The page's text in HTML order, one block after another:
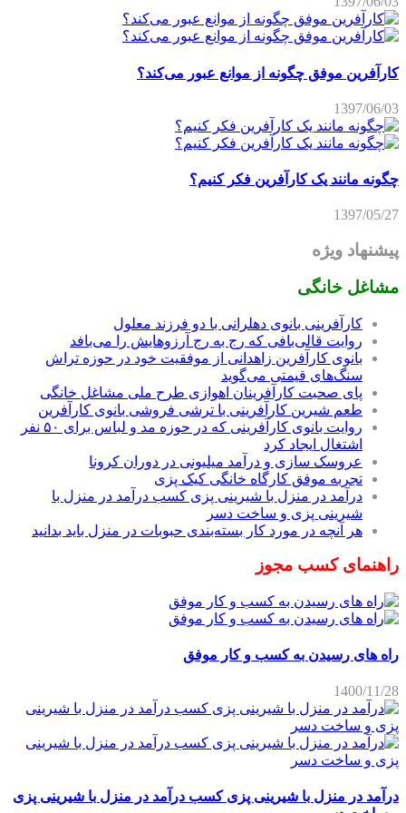
کارآفرین موفق چگونه از موانع عبور می‌کند؟
1397/06/03
چگونه مانند یک کارآفرین فکر کنیم؟
1397/05/27
پیشنهاد ویژه
مشاغل خانگی
کارآفرینی بانوی دهلرانی با دو فرزند معلول
روایت قالی‌بافی که رج به رج آرزوهایش را می‌بافد
بانوی کارآفرین زاهدانی از موفقیت خود در حوزه تراش
سنگ‌های قیمتی می‌گوید
پای صحبت کارآفرینان اهوازی طرح ملی مشاغل خانگی
طعم شیرین کارآفرینی با ترشی فروشی بانوی کارآفرین
روایت بانوی کارآفرینی که در حوزه مد و لباس برای ۵۰ نفر
اشتغال ایجاد کرد
عروسک سازی و درآمد میلیونی در دوران کرونا
تجربه موفق کارگاه خانگی کیک پزی
درآمد در منزل با شیرینی پزی کسب درآمد در منزل با
شیرینی پزی و ساخت دسر
هر آنچه در مورد کار بسته‌بندی حبوبات در منزل باید بدانید
راهنمای کسب مجوز
راه های رسیدن به کسب و کار موفق
1400/11/28
درآمد در منزل با شیرینی پزی کسب درآمد در منزل با شیرینی پزی